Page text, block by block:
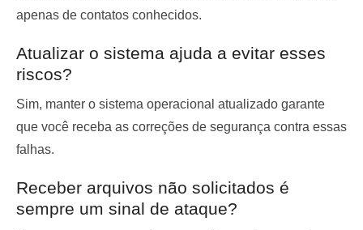
apenas de contatos conhecidos.
Atualizar o sistema ajuda a evitar esses
riscos?
Sim, manter o sistema operacional atualizado garante
que você receba as correções de segurança contra essas
falhas.
Receber arquivos não solicitados é
sempre um sinal de ataque?